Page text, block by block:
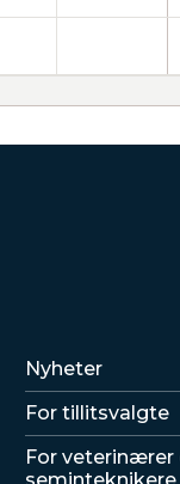
Lenker
Nyheter
For tillitsvalgte
For veterinærer
seminteknikere